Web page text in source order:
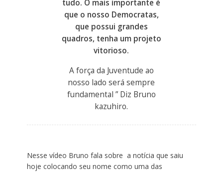
tudo. O mais importante é
que o nosso Democratas,
que possui grandes
quadros, tenha um projeto
vitorioso.
A força da Juventude ao
nosso lado será sempre
fundamental ” Diz Bruno
kazuhiro.
Nesse vídeo Bruno fala sobre a notícia que saiu
hoje colocando seu nome como uma das